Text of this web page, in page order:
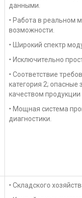
данными.
• Работа в реальном
возможности.
• Широкий спектр
• Исключительно
• Соответствие
категория 2; опасные
качеством продукции
• Мощная система
диагностики.
• Складского